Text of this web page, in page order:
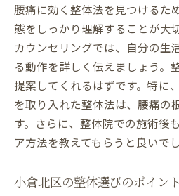
整体で腰痛を改善
北九州小倉北区での整
整体での腰痛対策
小倉北区の整体で
整体での腰痛対策
生活改善と整体の
整体で腰痛を予防
腰痛改善 小倉北区で整
腰痛に効く整体法を見つけるた
態をしっかり理解することが大
カウンセリングでは、自分の生
る動作を詳しく伝えましょう。
提案してくれるはずです。特に
を取り入れた整体法は、腰痛の
す。さらに、整体院での施術後
ア方法を教えてもらうと良いでし
小倉北区の整体選びのポイント